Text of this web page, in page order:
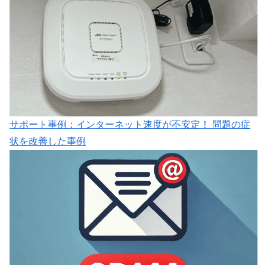
サポート事例：インターネット速度が不安定！ 問題の症
状を改善した事例